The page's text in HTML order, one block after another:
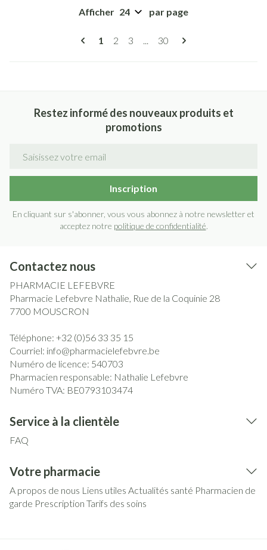
Pages
Vous lisez actuellement la page
1 Page
2 Page
3 ... Page
30
Afficher par page
Restez informé des nouveaux produits et
promotions
Inscription
En cliquant sur s'abonner, vous vous abonnez à notre newsletter et
acceptez notre politique de confidentialité.
Contactez nous
PHARMACIE LEFEBVRE
Pharmacie Lefebvre Nathalie, Rue de la Coquinie 28
7700 MOUSCRON
Téléphone: +32 (0)56 33 35 15
Courriel: info@pharmacielefebvre.be
Numéro de licence: 540703
Pharmacien responsable: Nathalie Lefebvre
Numéro TVA: BE0793103474
Service à la clientèle
FAQ
Votre pharmacie
A propos de nous Liens utiles Actualités santé Pharmacien de
garde Prescription Tarifs des soins